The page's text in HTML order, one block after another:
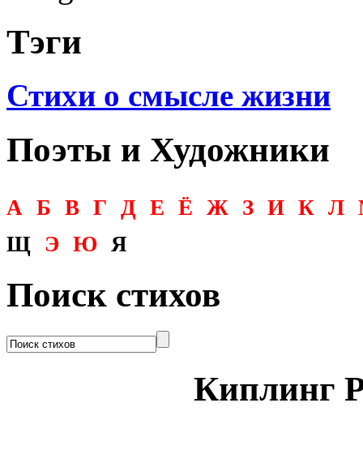
Тэги
Стихи о смысле жизни
Поэты и Художники
А Б В Г Д Е Ё Ж З И К Л
Щ Э Ю Я
Поиск стихов
Киплинг